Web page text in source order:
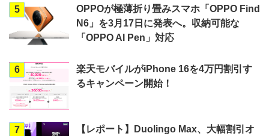
5
OPPOが極薄折り畳みスマホ「OPPO Find
N6」を3月17日に発表へ。収納可能な
「OPPO AI Pen」対応
6
楽天モバイルがiPhone 16を4万円割引す
るキャンペーン開始！
7
【レポート】Duolingo Max、大幅割引オ